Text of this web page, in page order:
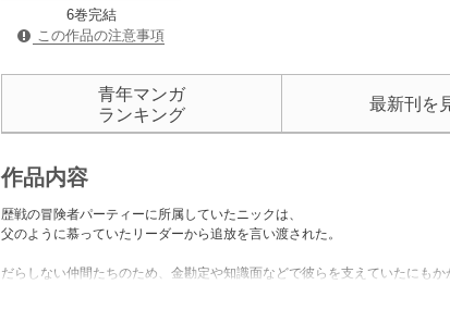
6巻完結
この作品の注意事項
青年マンガ
ランキング
最新刊を
作品内容
歴戦の冒険者パーティーに所属していたニックは、
父のように慕っていたリーダーから追放を言い渡された。
だらしない仲間たちのため、金勘定や知識面などで彼らを支えていたにもか